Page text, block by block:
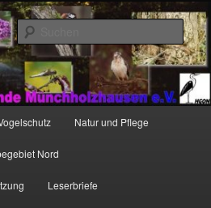
muenchholzhausen.de/wp-
HGON_logo.jpg
Natur und Pflege
Nord
Leserbriefe